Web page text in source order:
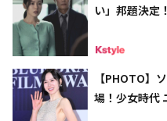
い」邦題決定
【PHOTO】
場！少女時代